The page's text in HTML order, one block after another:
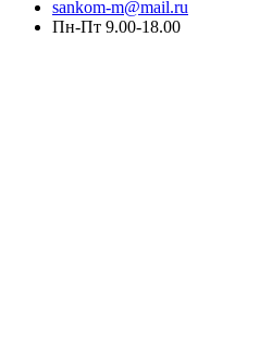
sankom-m@mail.ru
Пн-Пт 9.00-18.00